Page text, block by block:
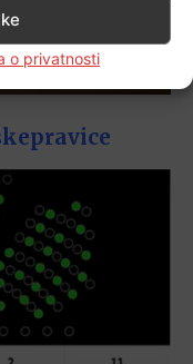
o privatnosti